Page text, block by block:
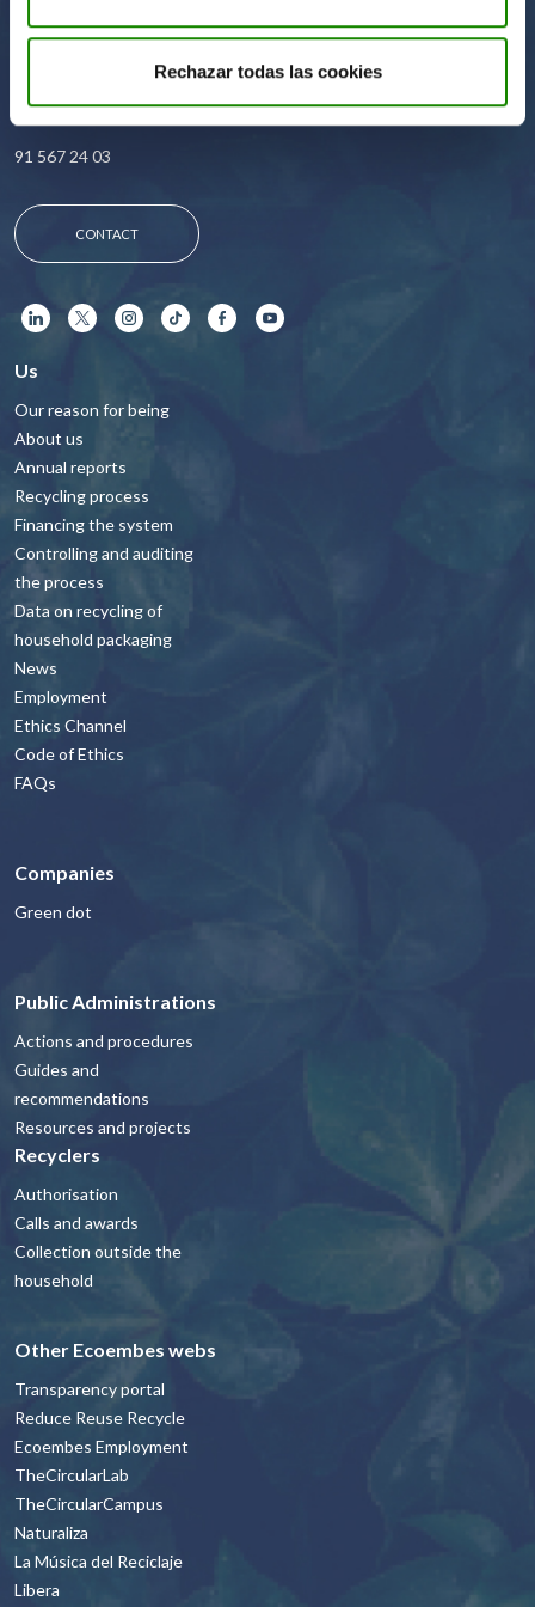
Rechazar todas las cookies
Calle del Cardenal Marcelo Spínola 14 / 2ª Planta 28016 Madrid
91 567 24 03
CONTACT
Us
Our reason for being
About us
Annual reports
Recycling process
Financing the system
Controlling and auditing
the process
Data on recycling of
household packaging
News
Employment
Ethics Channel
Code of Ethics
FAQs
Companies
Green dot
Public Administrations
Actions and procedures
Guides and
recommendations
Resources and projects
Recyclers
Authorisation
Calls and awards
Collection outside the
household
Other Ecoembes webs
Transparency portal
Reduce Reuse Recycle
Ecoembes Employment
TheCircularLab
TheCircularCampus
Naturaliza
La Música del Reciclaje
Libera